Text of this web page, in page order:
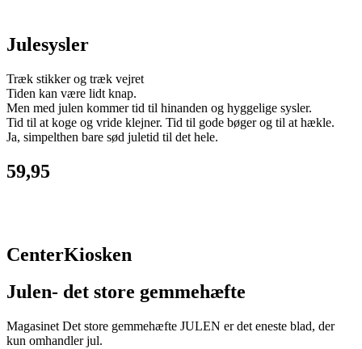
Julesysler
Træk stikker og træk vejret
Tiden kan være lidt knap.
Men med julen kommer tid til hinanden og hyggelige sysler.
Tid til at koge og vride klejner. Tid til gode bøger og til at hækle.
Ja, simpelthen bare sød juletid til det hele.
59,95
CenterKiosken
Julen- det store gemmehæfte
Magasinet Det store gemmehæfte JULEN er det eneste blad, der
kun omhandler jul.